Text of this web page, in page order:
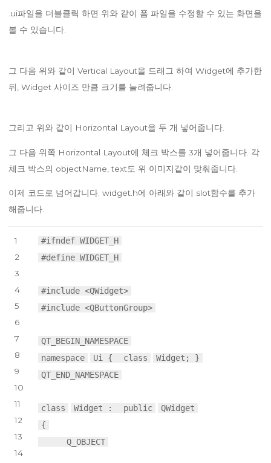
.ui파일을 더블클릭 하면 위와 같이 폼 파일을 수정할 수 있는 화면을
볼 수 있습니다.
그 다음 위와 같이 Vertical Layout을 드래그 하여 Widget에 추가한
뒤, Widget 사이즈 만큼 크기를 늘려줍니다.
그리고 위와 같이 Horizontal Layout을 두 개 넣어줍니다.
그 다음 위쪽 Horizontal Layout에 체크 박스를 3개 넣어줍니다. 각
체크 박스의 objectName, text도 위 이미지같이 맞춰줍니다.
이제 코드로 넘어갑니다. widget.h에 아래와 같이 slot함수를 추가
해줍니다.
1
2
3
4
5
6
7
8
9
10
11
12
13
14
#ifndef WIDGET_H
#define WIDGET_H
#include <QWidget>
#include <QButtonGroup>
QT_BEGIN_NAMESPACE
namespace
Ui { class
Widget; }
QT_END_NAMESPACE
class Widget : public
QWidget
{
Q_OBJECT